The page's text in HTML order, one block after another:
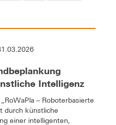
Intelligenz
– Roboterbasierte
durch künstliche
einer intelligenten,